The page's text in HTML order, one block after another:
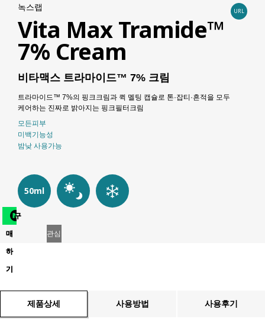
녹스랩
Vita Max Tramide™
7% Cream
비타맥스 트라마이드™ 7% 크림
트라마이드™ 7%의 핑크크림과 퀵 멜팅 캡슐로 톤·잡티·흔적을 모두
케어하는 진짜로 밝아지는 핑크필터크림
모든피부
미백기능성
밤낮 사용가능
50ml
URL
구
매
하
기
관심
제품상세 사용방법 사용후기